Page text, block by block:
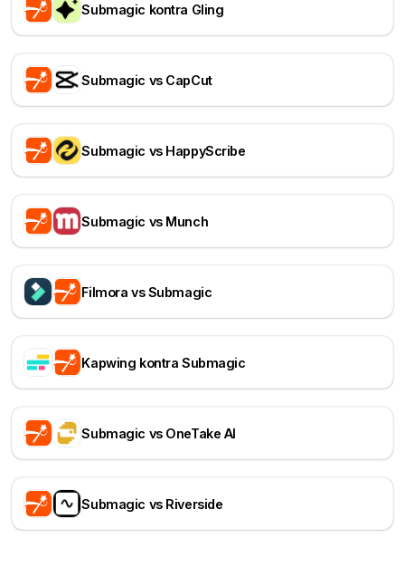
Submagic kontra Gling
Submagic vs CapCut
Submagic vs HappyScribe
Submagic vs Munch
Filmora vs Submagic
Kapwing kontra Submagic
Submagic vs OneTake AI
Submagic vs Riverside